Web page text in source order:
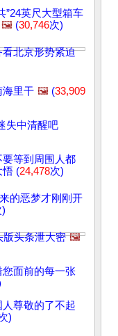
”24英尺大型箱车
🖼️ (30,746次)
北京形势紧迫
海里干 🖼️ (33,909
失中清醒吧
等到周围人都
悟 (24,478次)
的恶梦才刚刚开
)
版头条泄大密 🖼️
面前的每一张
尊敬的了不起
)